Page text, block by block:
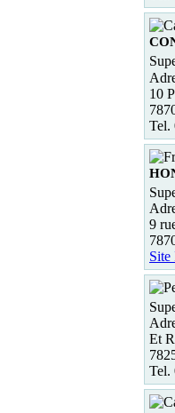
10
Tel.
9
Site
Et
Tel.